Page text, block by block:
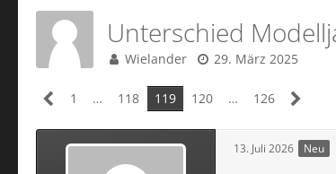
Unterschied
Wielander 29. März 2025
1 … 118 119 120 … 126
13. Juli 2026 Neu